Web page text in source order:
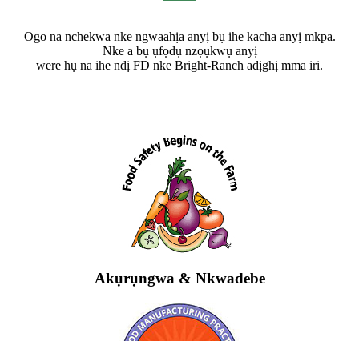
Ogo na nchekwa nke ngwaahịa anyị bụ ihe kacha anyị mkpa.
Nke a bụ ụfọdụ nzọụkwụ anyị
were hụ na ihe ndị FD nke Bright-Ranch adịghị mma iri.
Akụrụngwa & Nkwadebe